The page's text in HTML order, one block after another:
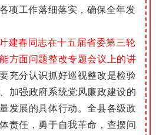
项工作落细落实，确保全年发
建春同志在十五届省委第三轮
方面问题整改专题会议上的讲
充分认识抓好巡视整改是检验
加强政府系统党风廉政建设的
发展的具体行动。全县各级政
责任，勇于自我革命，查摆问